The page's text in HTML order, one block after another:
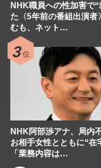
NHK職員への性加害で“
た〈5年前の番組出演者
むも、ネット…
NHK阿部渉アナ、局内
お相手女性とともに“在
「業務内容は…